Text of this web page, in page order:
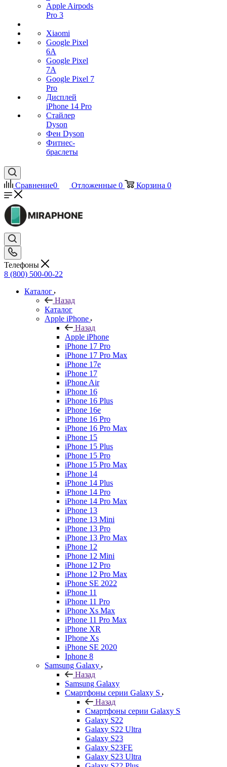
Apple Airpods
Pro 3
Xiaomi
Google Pixel
6A
Google Pixel
7А
Google Pixel 7
Pro
Дисплей
iPhone 14 Pro
Стайлер
Dyson
Фен Dyson
Фитнес-
браслеты
Сравнение0 Отложенные 0 Корзина 0
Телефоны
8 (800) 500-00-22
Каталог
Назад
Каталог
Apple iPhone
Назад
Apple iPhone
iPhone 17 Pro
iPhone 17 Pro Max
iPhone 17e
iPhone 17
iPhone Air
iPhone 16
iPhone 16 Plus
iPhone 16e
iPhone 16 Pro
iPhone 16 Pro Max
iPhone 15
iPhone 15 Plus
iPhone 15 Pro
iPhone 15 Pro Max
iPhone 14
iPhone 14 Plus
iPhone 14 Pro
iPhone 14 Pro Max
iPhone 13
iPhone 13 Mini
iPhone 13 Pro
iPhone 13 Pro Max
iPhone 12
iPhone 12 Mini
iPhone 12 Pro
iPhone 12 Pro Max
iPhone SE 2022
iPhone 11
iPhone 11 Pro
iPhone Xs Max
iPhone 11 Pro Max
iPhone XR
IPhone Xs
iPhone SE 2020
Iphone 8
Samsung Galaxy
Назад
Samsung Galaxy
Смартфоны серии Galaxy S
Назад
Смартфоны серии Galaxy S
Galaxy S22
Galaxy S22 Ultra
Galaxy S23
Galaxy S23FE
Galaxy S23 Ultra